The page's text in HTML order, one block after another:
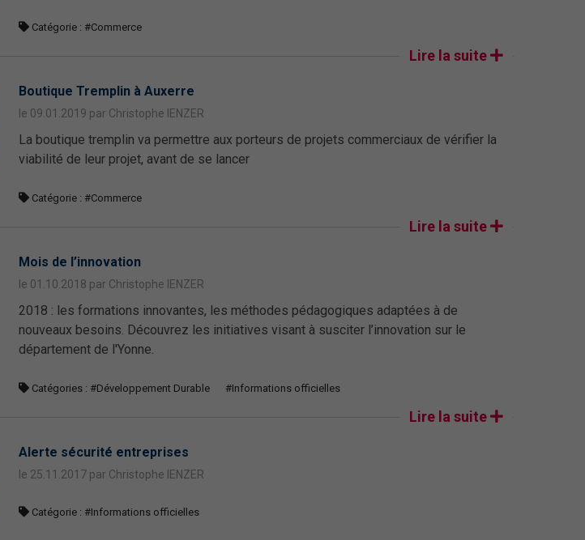
Catégorie : #Commerce
Lire la suite
Boutique Tremplin à Auxerre
le 09.01.2019 par Christophe IENZER
La boutique tremplin va permettre aux porteurs de projets commerciaux de vérifier la
viabilité de leur projet, avant de se lancer
Catégorie : #Commerce
Lire la suite
Mois de l’innovation
le 01.10.2018 par Christophe IENZER
2018 : les formations innovantes, les méthodes pédagogiques adaptées à de
nouveaux besoins. Découvrez les initiatives visant à susciter l’innovation sur le
département de l'Yonne.
Catégories : #Développement Durable #Informations officielles
Lire la suite
Alerte sécurité entreprises
le 25.11.2017 par Christophe IENZER
Catégorie : #Informations officielles